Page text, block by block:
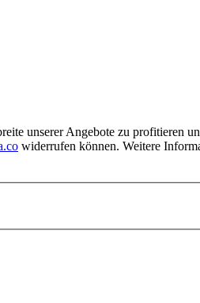
unserer Angebote zu profitieren
widerrufen können. Weitere